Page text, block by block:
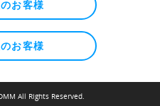
お客様
お客様
All Rights Reserved.